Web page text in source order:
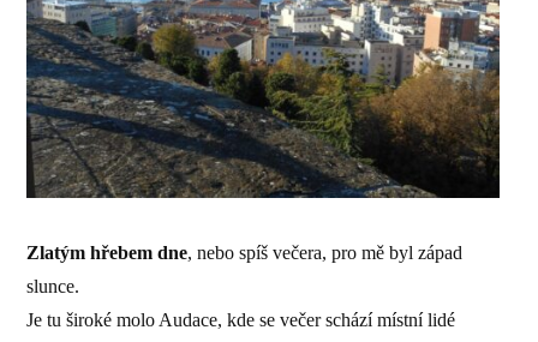
Zlatým hřebem dne, nebo spíš večera, pro mě byl západ
slunce.
Je tu široké molo Audace, kde se večer schází místní lidé